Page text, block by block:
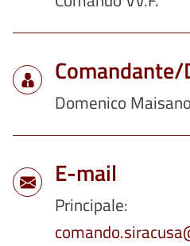
Domenico Maisano
E-mail
Principale